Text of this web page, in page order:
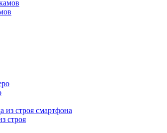
строя